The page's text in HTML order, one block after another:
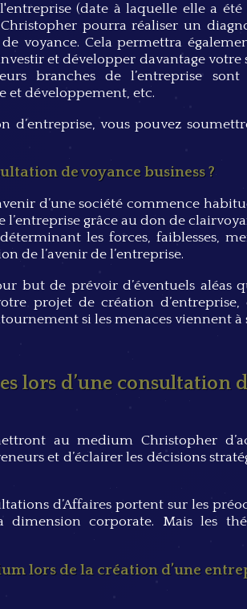
(date à laquelle elle a
pourra réaliser un
voyance. Cela permettra
etdévelopper davantage votre
branches de l’entreprise sont
et développement, etc.
d’entreprise, vous pouvez
de voyance business ?
d’une société commence
grâce au don de
les forces, faiblesses,
de l’avenir de l’entreprise.
but de prévoir d’éventuels aléas
projet de création
si les menaces viennent à
lors d’une consultation
au medium Christopher
et d’éclairer les décisions
d’Affaires portent sur les
dimension corporate. Mais les
lors de la création d’une